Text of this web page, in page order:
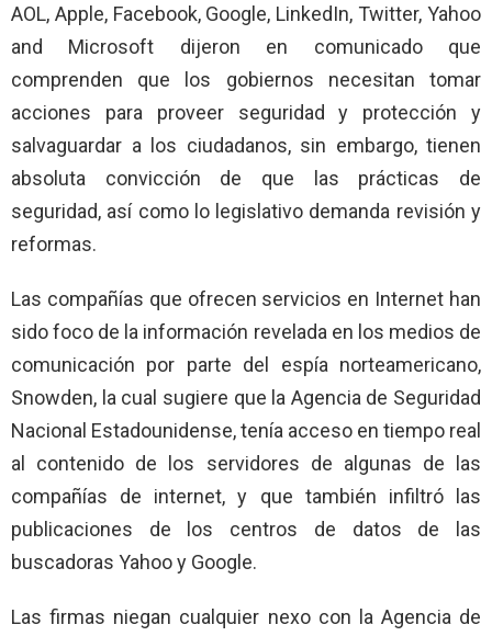
AOL, Apple, Facebook, Google, LinkedIn, Twitter, Yahoo
and Microsoft dijeron en comunicado que
comprenden que los gobiernos necesitan tomar
acciones para proveer seguridad y protección y
salvaguardar a los ciudadanos, sin embargo, tienen
absoluta convicción de que las prácticas de
seguridad, así como lo legislativo demanda revisión y
reformas.
Las compañías que ofrecen servicios en Internet han
sido foco de la información revelada en los medios de
comunicación por parte del espía norteamericano,
Snowden, la cual sugiere que la Agencia de Seguridad
Nacional Estadounidense, tenía acceso en tiempo real
al contenido de los servidores de algunas de las
compañías de internet, y que también infiltró las
publicaciones de los centros de datos de las
buscadoras Yahoo y Google.
Las firmas niegan cualquier nexo con la Agencia de